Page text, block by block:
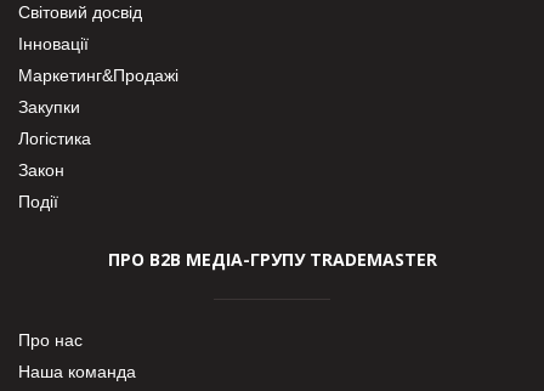
Світовий досвід
Інновації
Маркетинг&Продажі
Закупки
Логістика
Закон
Події
ПРО В2В МЕДІА-ГРУПУ TRADEMASTER
Про нас
Наша команда